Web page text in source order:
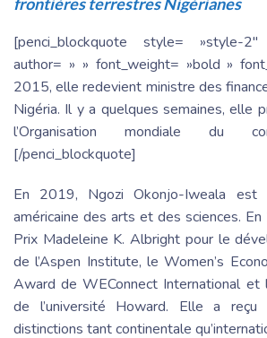
[penci_blockquote style= »style-
author= » » font_weight= »bold »
2015, elle redevient ministre des
Nigéria. Il y a quelques semaines, elle
l’Organisation mondiale du
[/penci_blockquote]
En 2019, Ngozi Okonjo-Iweala est
américaine des arts et des sciences.
Prix Madeleine K. Albright pour le
de l’Aspen Institute, le Women’s
Award de WEConnect International et
de l’université Howard. Elle a reçu
distinctions tant continentale